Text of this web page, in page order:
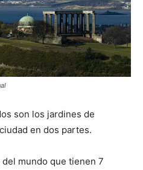
son los jardines de
en dos partes.
mundo que tienen 7